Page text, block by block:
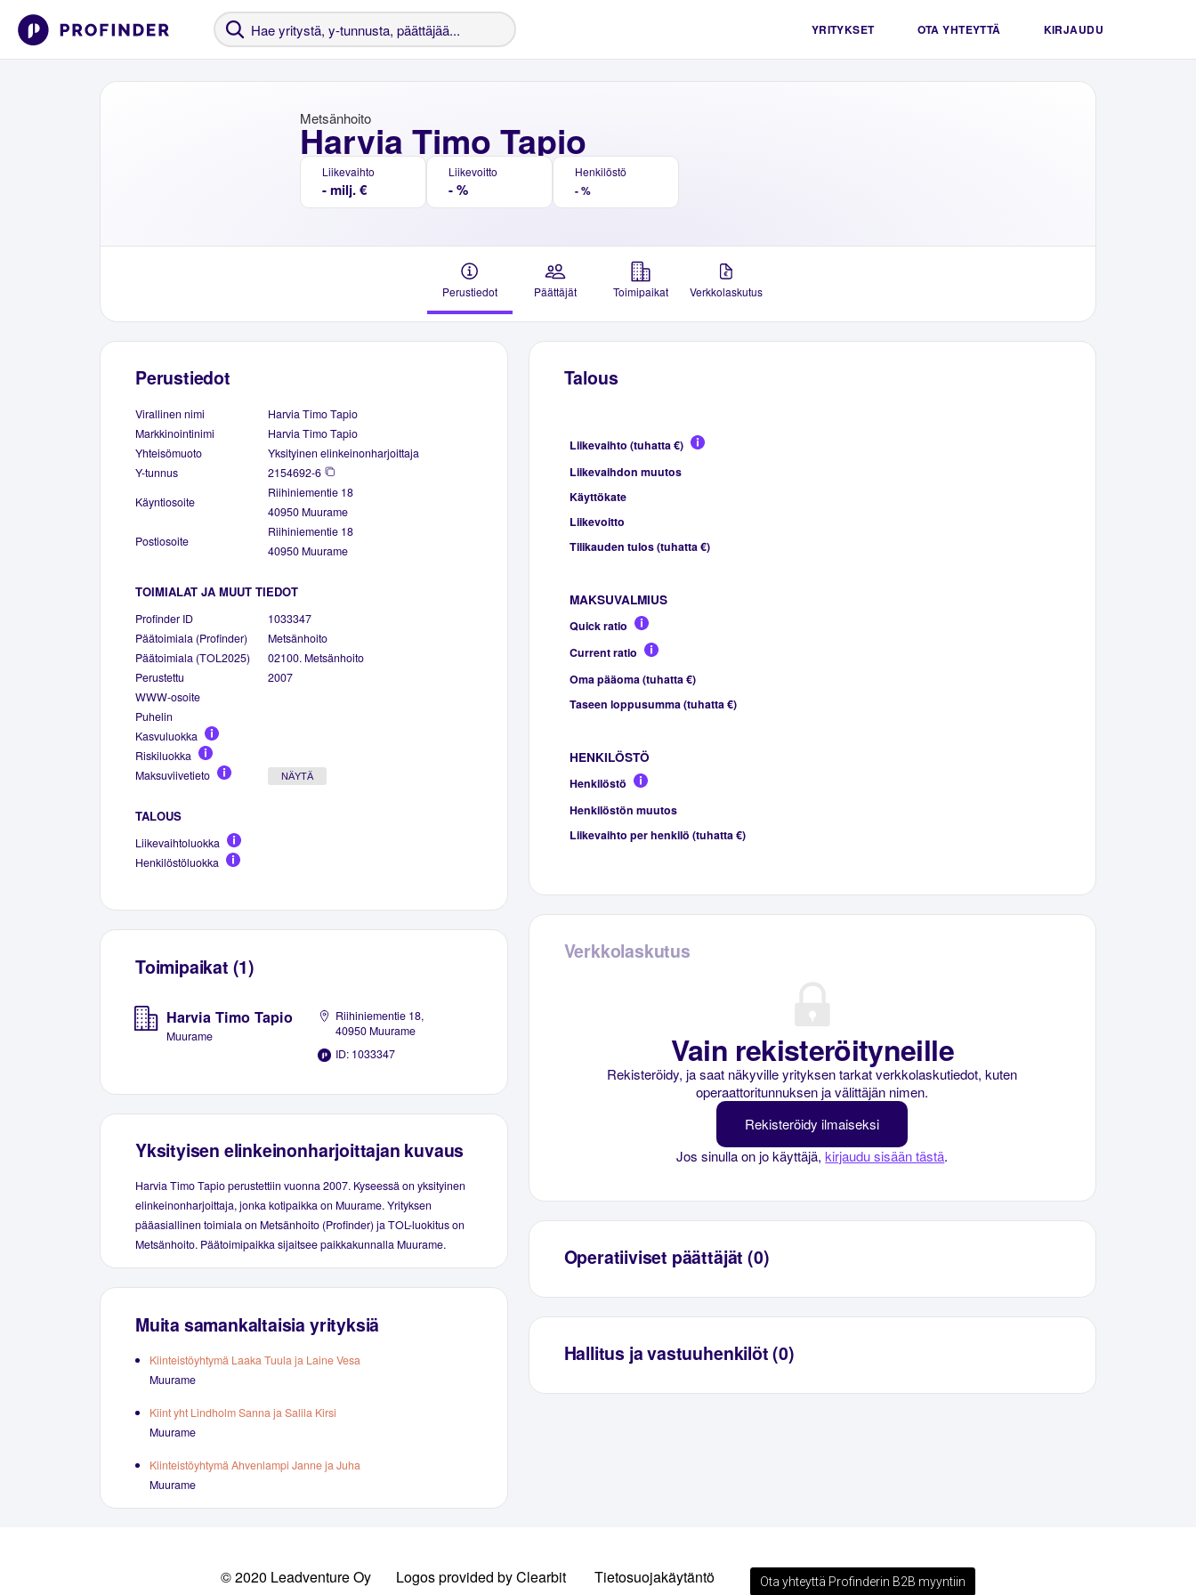
YRITYKSET OTA YHTEYTTÄ KIRJAUDU
Harvia Timo Tapio
Metsänhoito
Liikevaihto
- milj. €
Liikevoitto
- %
Henkilöstö
- %
Perustiedot Päättäjät Toimipaikat Verkkolaskutus
Perustiedot
Virallinen nimi
Harvia Timo Tapio
Markkinointinimi
Harvia Timo Tapio
Yhteisömuoto
Yksityinen elinkeinonharjoittaja
Y-tunnus
2154692-6
Käyntiosoite
Riihiniementie 18
40950 Muurame
Postiosoite
Riihiniementie 18
40950 Muurame
TOIMIALAT JA MUUT TIEDOT
Profinder ID
1033347
Päätoimiala (Profinder)
Metsänhoito
Päätoimiala (TOL2025)
02100. Metsänhoito
Perustettu
2007
WWW-osoite
Puhelin
Kasvuluokka
Riskiluokka
Maksuviivetieto
NÄYTÄ
TALOUS
Liikevaihtoluokka
Henkilöstöluokka
Toimipaikat (1)
Harvia Timo Tapio
Muurame
Riihiniementie 18,
40950 Muurame
ID: 1033347
Yksityisen elinkeinonharjoittajan kuvaus
Harvia Timo Tapio perustettiin vuonna 2007. Kyseessä on yksityinen
elinkeinonharjoittaja, jonka kotipaikka on Muurame. Yrityksen
pääasiallinen toimiala on Metsänhoito (Profinder) ja TOL-luokitus on
Metsänhoito. Päätoimipaikka sijaitsee paikkakunnalla Muurame.
Muita samankaltaisia yrityksiä
Kiinteistöyhtymä Laaka Tuula ja Laine Vesa
Muurame
Kiint yht Lindholm Sanna ja Salila Kirsi
Muurame
Kiinteistöyhtymä Ahvenlampi Janne ja Juha
Muurame
Talous
Liikevaihto (tuhatta €)
Liikevaihdon muutos
Käyttökate
Liikevoitto
Tilikauden tulos (tuhatta €)
MAKSUVALMIUS
Quick ratio
Current ratio
Oma pääoma (tuhatta €)
Taseen loppusumma (tuhatta €)
HENKILÖSTÖ
Henkilöstö
Henkilöstön muutos
Liikevaihto per henkilö (tuhatta €)
Verkkolaskutus
Vain rekisteröityneille
Rekisteröidy, ja saat näkyville yrityksen tarkat verkkolaskutiedot, kuten
operaattoritunnuksen ja välittäjän nimen.
Rekisteröidy ilmaiseksi
Jos sinulla on jo käyttäjä,kirjaudu sisään tästä.
Operatiiviset päättäjät (0)
Hallitus ja vastuuhenkilöt (0)
© 2020 Leadventure Oy Logos provided by Clearbit Tietosuojakäytäntö Ota yhteyttä Profinderin B2B myyntiin